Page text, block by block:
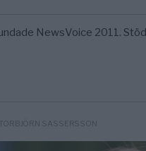
NewsVoice 2011.
TORBJÖRN SASSERSSON